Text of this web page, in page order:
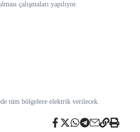
çalışmaları yapılıyor.
tüm bölgelere elektrik verilecek.